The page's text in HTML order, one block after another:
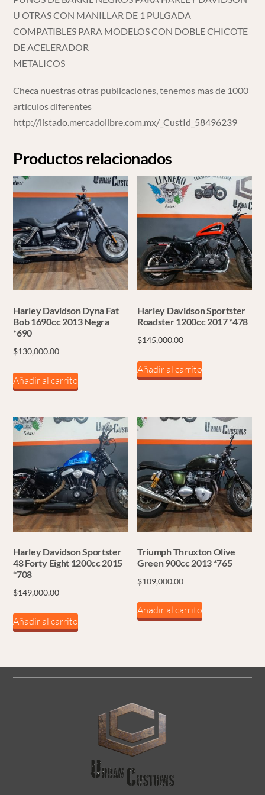
U OTRAS CON MANILLAR DE 1 PULGADA
COMPATIBLES PARA MODELOS CON DOBLE CHICOTE
DE ACELERADOR
METALICOS
Checa nuestras otras publicaciones, tenemos mas de 1000
artículos diferentes
http://listado.mercadolibre.com.mx/_CustId_58496239
Productos relacionados
Harley Davidson Dyna Fat
Bob 1690cc 2013 Negra
*690
$130,000.00
Añadir al carrito
Harley Davidson Sportster
Roadster 1200cc 2017 *478
$145,000.00
Añadir al carrito
Harley Davidson Sportster
48 Forty Eight 1200cc 2015
*708
$149,000.00
Añadir al carrito
Triumph Thruxton Olive
Green 900cc 2013 *765
$109,000.00
Añadir al carrito